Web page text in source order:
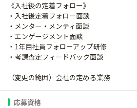
《入社後の定着フォロー》
・入社後定着フォロー面談
・メンター・メンティ面談
・エンゲージメント面談
・1年目社員フォローアップ研修
・考課査定フィードバック面談
（変更の範囲）会社の定める業務
応募資格